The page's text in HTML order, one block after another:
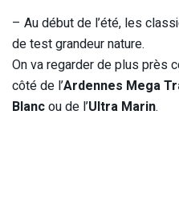
– Au début de l’été, les
de test grandeur nature.
On va regarder de plus près
côté de l’Ardennes Mega
Blancou de l’Ultra Marin.